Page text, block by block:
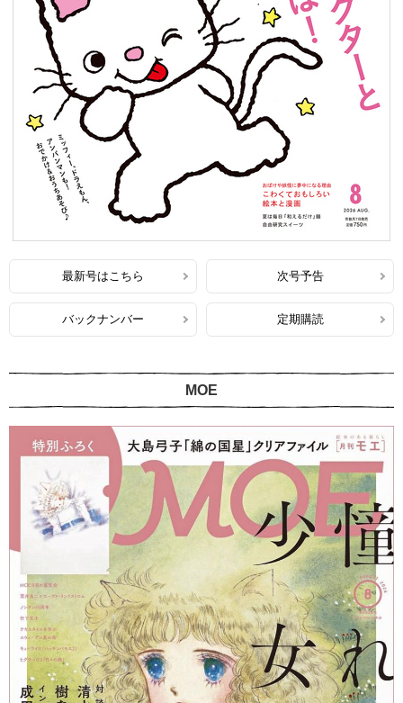
最新号はこちら 次号予告
バックナンバー 定期購読
MOE